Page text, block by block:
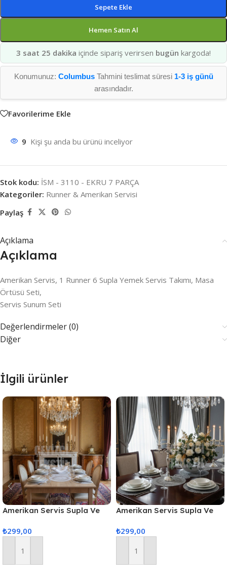
Sepete Ekle
Hemen Satın Al
3 saat 25 dakika içinde sipariş verirsen bugün kargoda!
Konumunuz: ColumbusTahmini teslimat süresi 1-3 iş günü
arasındadır.
Favorilerime Ekle
9 Kişi şu anda bu ürünü inceliyor
Stok kodu: İSM - 3110 - EKRU 7 PARÇA
Kategoriler: Runner & Amerikan Servisi
Paylaş
Açıklama
Açıklama
Amerikan Servis, 1 Runner 6 Supla Yemek Servis Takımı, Masa
Örtüsü Seti,
Servis Sunum Seti
Değerlendirmeler (0)
Diğer
İlgili ürünler
Amerikan Servis Supla Ve
₺299,00
Sepete Ekle
Amerikan Servis Supla Ve
₺299,00
Sepete Ekle